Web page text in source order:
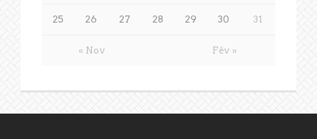
« Nov Fév »
25 26 27 28 29 30 31